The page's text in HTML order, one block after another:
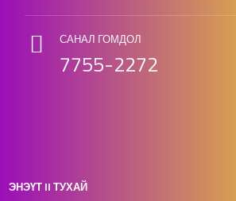
САНАЛ ГОМДОЛ
7755-2272
ЭНЭҮТ II ТУХАЙ